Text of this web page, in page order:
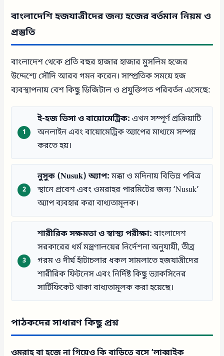
বাংলাদেশি হজযাত্রীদের জন্য হজের বর্তমান নিয়ম ও
প্রস্তুতি
বাংলাদেশ থেকে প্রতি বছর হাজার হাজার মুসলিম হজের
উদ্দেশ্যে সৌদি আরব গমন করেন। সাম্প্রতিক সময়ে হজ
ব্যবস্থাপনায় বেশ কিছু ডিজিটাল ও প্রযুক্তিগত পরিবর্তন এসেছে:
ই-হজ ভিসা ও বায়োমেট্রিক: এখন সম্পূর্ণ প্রক্রিয়াটি
অনলাইন এবং বায়োমেট্রিক অ্যাপের মাধ্যমে সম্পন্ন
করতে হয়।
নুসুক (Nusuk) অ্যাপ:মক্কা ও মদিনায় বিভিন্ন পবিত্র
স্থানে প্রবেশ এবং ওমরাহর পারমিটের জন্য ‘Nusuk’
অ্যাপ ব্যবহার করা বাধ্যতামূলক।
শারীরিক সক্ষমতা ও স্বাস্থ্য পরীক্ষা:বাংলাদেশ
সরকারের ধর্ম মন্ত্রণালয়ের নির্দেশনা অনুযায়ী, তীব্র
গরম ও দীর্ঘ হাঁটাচলার ধকল সামলাতে হজযাত্রীদের
শারীরিক ফিটনেস এবং নির্দিষ্ট কিছু ভ্যাকসিনের
সার্টিফিকেট থাকা বাধ্যতামূলক করা হয়েছে।
পাঠকদের সাধারণ কিছু প্রশ্ন
ওমরাহ বা হজে না গিয়েও কি বাড়িতে বসে ‘লাব্বাইক